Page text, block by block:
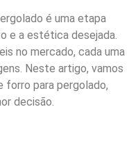
é uma etapa
e a estética desejada.
no mercado, cada uma
Neste artigo, vamos
forro para pergolado,
decisão.